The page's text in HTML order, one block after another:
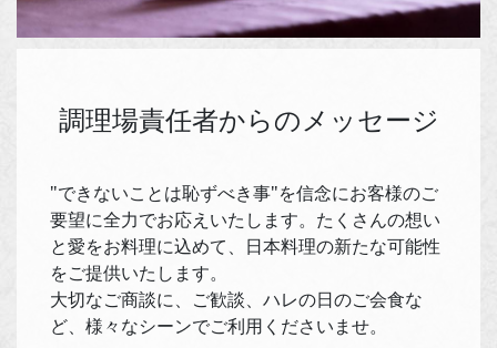
調理場責任者からのメッセージ
"できないことは恥ずべき事"を信念にお客様のご
要望に全力でお応えいたします。たくさんの想い
と愛をお料理に込めて、日本料理の新たな可能性
をご提供いたします。
大切なご商談に、ご歓談、ハレの日のご会食な
ど、様々なシーンでご利用くださいませ。